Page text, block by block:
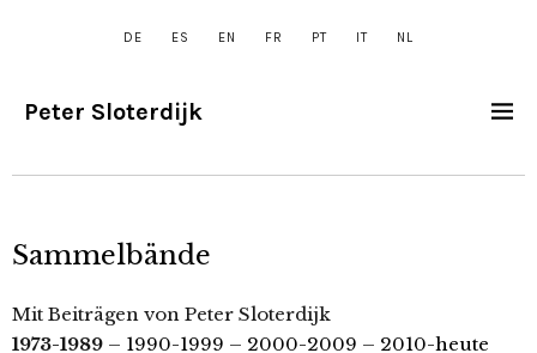
DE ES EN FR PT IT NL
Peter Sloterdijk
Sammelbände
Mit Beiträgen von Peter Sloterdijk
1973-1989 – 1990-1999 – 2000-2009 – 2010-heute